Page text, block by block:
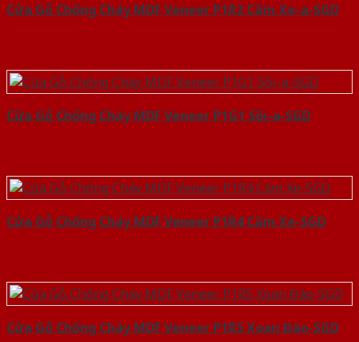
Cửa Gỗ Chống Cháy MDF Veneer P1R2 Căm Xe-a-SGD
Cửa Gỗ Chống Cháy MDF Veneer P1G1 Sồi-a-SGD
Cửa Gỗ Chống Cháy MDF Veneer P1R4 Căm Xe-SGD
Cửa Gỗ Chống Cháy MDF Veneer P1R5 Xoan Đào-SGD